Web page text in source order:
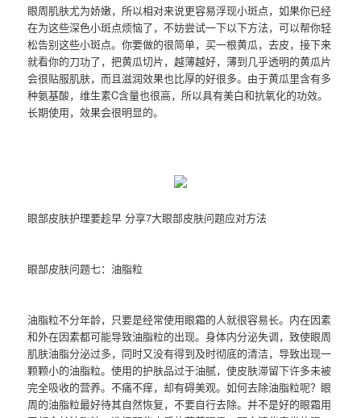
眼周肌肤尤为娇嫩，所以相对来说更容易浮现小斑点，如果你已经
在为这些深色小斑点烦恼了，不妨尝试一下以下方法，可以帮你轻
松告别这些小斑点。你要做的很简单，买一根黄瓜，去皮，接下来
就看你的刀功了，把黄瓜切片，越薄越好，薄到几乎透明的黄瓜片
会很贴服肌肤，而且滋润效果也比厚的好很多。由于黄瓜里含有多
种氨基酸，维生素C含量也很高，所以具有美白和抗氧化的功效。
长期使用，效果会很明显的。
眼部皮肤护理要趁早 分享7大眼部皮肤问题应对方法
眼部皮肤问题七：油脂粒
油脂粒不分年龄，只要是经常使用眼霜的人就很容易长。内在因素
和外在因素都可能导致油脂粒的出现。身体内分泌失调，致使眼周
肌肤油脂分泌过多，同时又没有得到及时彻底的清洁，导致出现一
颗颗小的油脂粒。使用的护肤品过于油腻，使皮肤滞留下许多未被
完全吸收的营养。不痛不痒，却有碍美观。如何去除油脂粒呢？眼
周的油脂粒最好待其自然恢复，不要自行去除。并不是好的眼霜用